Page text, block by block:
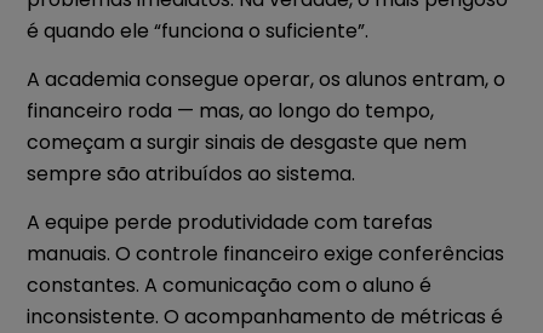
é quando ele “funciona o suficiente”.
A academia consegue operar, os alunos entram, o
financeiro roda — mas, ao longo do tempo,
começam a surgir sinais de desgaste que nem
sempre são atribuídos ao sistema.
A equipe perde produtividade com tarefas
manuais. O controle financeiro exige conferências
constantes. A comunicação com o aluno é
inconsistente. O acompanhamento de métricas é